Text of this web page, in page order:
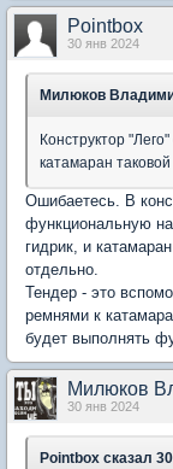
Pointbox
30 янв 2024
Милюков
Конструктор
катамаран
Ошибаетесь. В
функциональную
гидрик, и
отдельно.
Тендер - это
ремнями к
будет выполнять
Милюков
30 янв 2024
Pointbox сказал